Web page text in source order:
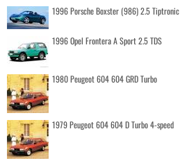
1996 Porsche Boxster (986) 2.5 Tiptronic
1996 Opel Frontera A Sport 2.5 TDS
1980 Peugeot 604 604 GRD Turbo
1979 Peugeot 604 604 D Turbo 4-speed